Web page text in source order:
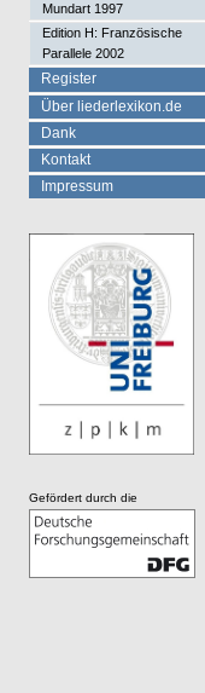
Mundart 1997
Edition H: Französische
Parallele 2002
Register
Über liederlexikon.de
Dank
Kontakt
Impressum
Gefördert durch die